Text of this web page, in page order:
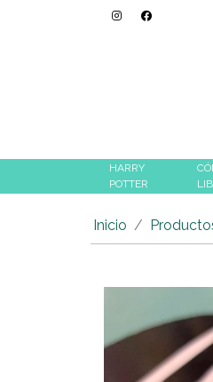
HARRY
POTTER
Inicio